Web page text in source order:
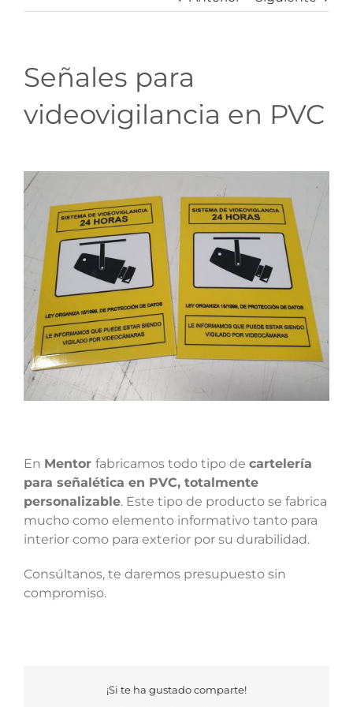
Señales para
videovigilancia en PVC
En Mentor fabricamos todo tipo de cartelería
para señalética en PVC, totalmente
personalizable. Este tipo de producto se fabrica
mucho como elemento informativo tanto para
interior como para exterior por su durabilidad.
Consúltanos, te daremos presupuesto sin
compromiso.
¡Si te ha gustado comparte!